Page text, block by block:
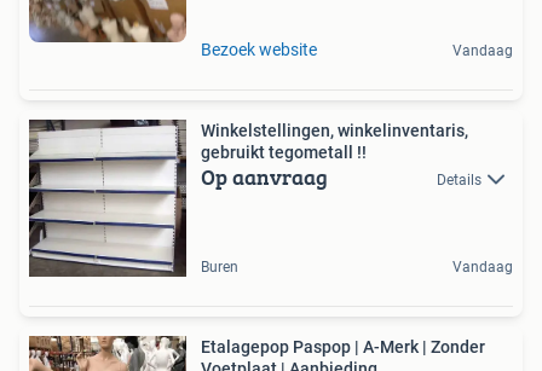
Bezoek website Vandaag
Winkelstellingen, winkelinventaris,
gebruikt tegometall !!
Op aanvraag Details
Buren Vandaag
Etalagepop Paspop | A-Merk | Zonder